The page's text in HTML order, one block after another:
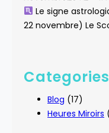
Le signe
22 novembre) Le
Categories
Blog (17)
Heures Miroirs